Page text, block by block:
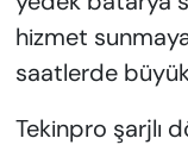
hizmet
saatlerde
Tekinpro şarjlı